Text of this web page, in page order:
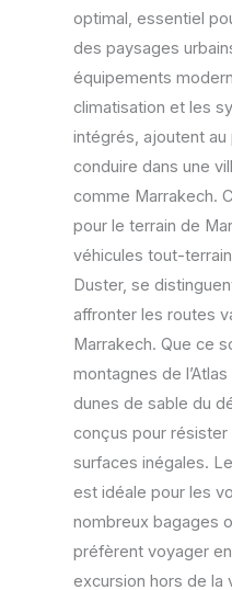
optimal, essentiel
des paysages
équipements
climatisation et les
intégrés, ajoutent au
conduire dans une
comme Marrakech.
pour le terrain de
véhicules tout-
Duster, se
affronter les routes
Marrakech. Que ce
montagnes de
dunes de sable du
conçus pour résister
surfaces inégales.
est idéale pour les
nombreux bagages
préfèrent voyager
excursion hors de la